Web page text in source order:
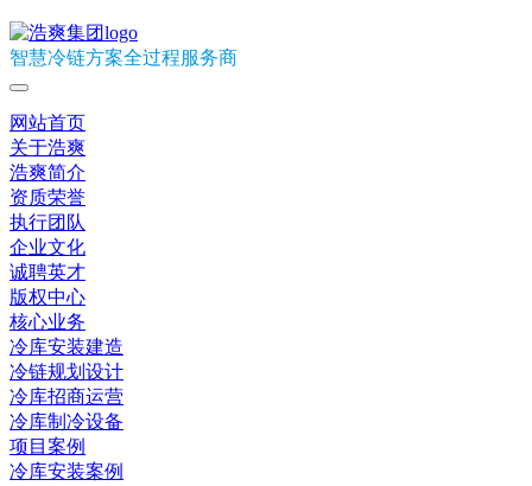
智慧冷链方案全过程服务商
网站首页
关于浩爽
浩爽简介
资质荣誉
执行团队
企业文化
诚聘英才
版权中心
核心业务
冷库安装建造
冷链规划设计
冷库招商运营
冷库制冷设备
项目案例
冷库安装案例